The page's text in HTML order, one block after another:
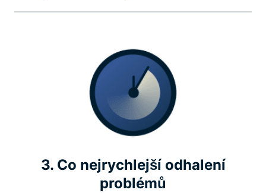
3. Co nejrychlejší odhalení
problémů